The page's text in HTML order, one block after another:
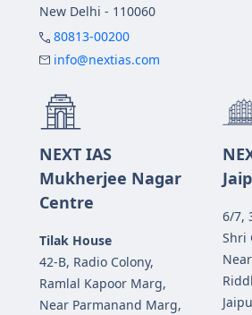
New Delhi - 110060
80813-00200
info@nextias.com
NEXT IAS
Mukherjee Nagar
Centre
Tilak House
42-B, Radio Colony,
Ramlal Kapoor Marg,
Near Parmanand Marg,
6/7,
Shri